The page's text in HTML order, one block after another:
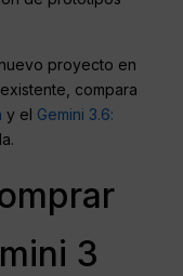
proyecto en
compara
y el Gemini 3.6:
3